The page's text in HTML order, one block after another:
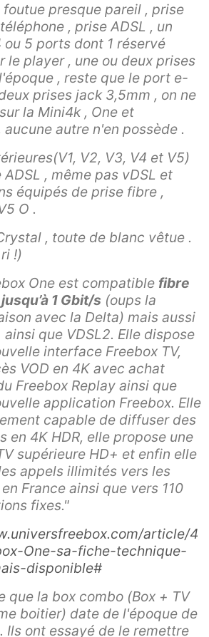
foutue presque pareil , prise
, prise ADSL , un
5 ports dont 1 réservé
le player , une ou deux prises
, reste que le port e-
prises jack 3,5mm , on ne
la Mini4k , One et
aucune autre n'en possède .
V2, V3, V4 et V5)
, même pas vDSL et
équipés de prise fibre ,
O .
, toute de blanc vêtue .
!)
One est compatible fibre
1 Gbit/s (oups la
avec la Delta) mais aussi
ainsi que VDSL2. Elle dispose
interface Freebox TV,
VOD en 4K avec achat
Freebox Replay ainsi que
application Freebox. Elle
capable de diffuser des
en 4K HDR, elle propose une
supérieure HD+ et enfin elle
appels illimités vers les
France ainsi que vers 110
fixes."
article/4
One-sa-fiche-technique-
disponible#
que la box combo (Box + TV
boitier) date de l'époque de
Ils ont essayé de le remettre